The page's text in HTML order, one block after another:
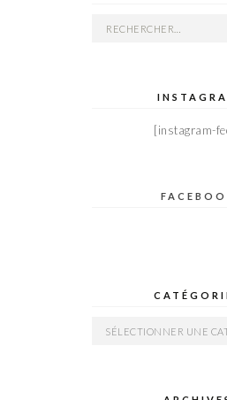
Rechercher :
[instagram-
Catégories